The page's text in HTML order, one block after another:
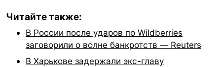
Читайте также:
В России после ударов по Wildberries
заговорили о волне банкротств — Reuters
В Харькове задержали экс-главу